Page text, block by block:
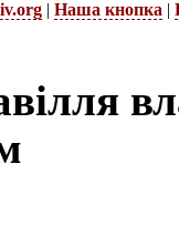
| Наша кнопка |